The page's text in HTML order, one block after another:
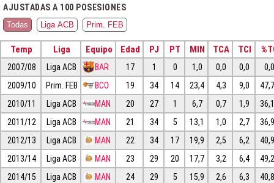
AJUSTADAS A 100 POSESIONES
Todas Liga ACB Prim. FEB
Temp Liga Equipo Edad PJ PT MIN TCA TCI
2007/08 Liga ACB BAR 17 1 0 1,0 0,0 0,0
2009/10
Prim. FEB BCO 19 34 14 23,4 4,3 9,0
2010/11
Liga ACB MAN 20 27 1 6,7 0,7 1,9
2011/12
Liga ACB MAN 21 34 5 13,1 1,0 2,7
2012/13
Liga ACB MAN 22 34 17 19,9 2,5 6,2
2013/14
Liga ACB MAN 23 29 20 17,7 3,2 6,4
2014/15
Liga ACB MAN 24 29 5 15,9 2,6 6,3